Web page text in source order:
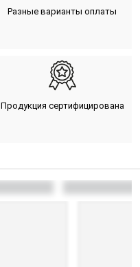
Разные варианты оплаты
Продукция сертифицирована